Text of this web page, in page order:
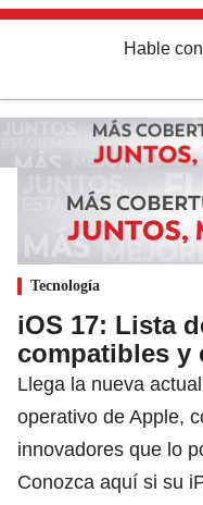
Hable con
Tecnología
iOS 17: Lista
compatibles y
Llega la nueva
operativo de Apple,
innovadores que lo
Conozca aquí si su